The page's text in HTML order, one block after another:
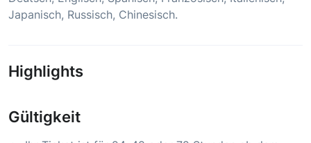
Japanisch, Russisch, Chinesisch.
Highlights
Gültigkeit